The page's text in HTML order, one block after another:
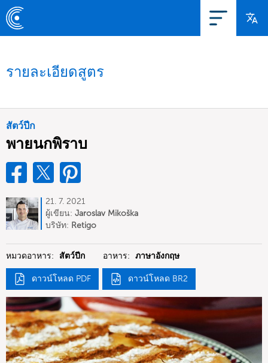
รายละเอียดสูตร
สัตว์ปีก
พายนกพิราบ
21. 7. 2021
ผู้เขียน: Jaroslav Mikoška
บริษัท: Retigo
หมวดอาหาร: สัตว์ปีก อาหาร: ภาษาอังกฤษ
ดาวน์โหลด PDF ดาวน์โหลด BR2